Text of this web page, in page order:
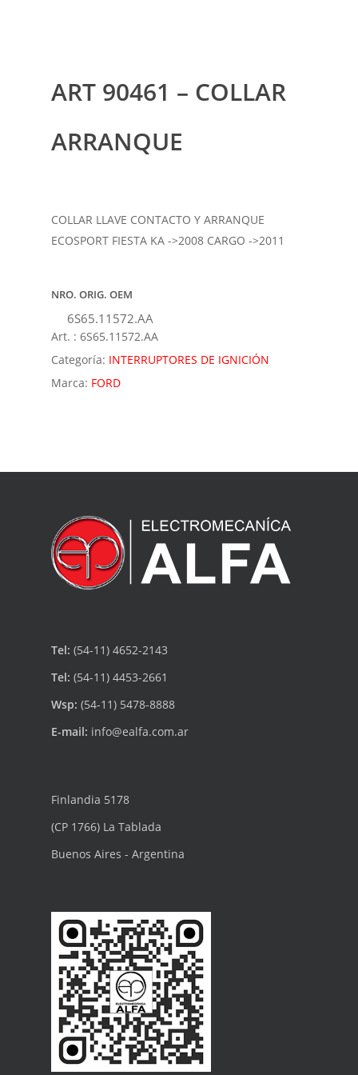
ART 90461 – COLLAR
ARRANQUE
COLLAR LLAVE CONTACTO Y ARRANQUE
ECOSPORT FIESTA KA ->2008 CARGO ->2011
NRO. ORIG. OEM
6S65.11572.AA
Art. : 6S65.11572.AA
Categoría: INTERRUPTORES DE IGNICIÓN
Marca: FORD
Tel: (54-11) 4652-2143
Tel: (54-11) 4453-2661
Wsp: (54-11) 5478-8888
E-mail: info@ealfa.com.ar
Finlandia 5178
(CP 1766) La Tablada
Buenos Aires - Argentina